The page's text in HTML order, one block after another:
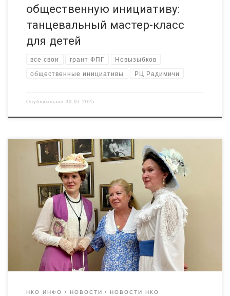
общественную инициативу:
танцевальный мастер-класс
для детей
все свои грант ФПГ Новызыбков
общественные инициативы РЦ Радимичи
Опубликовано 30.07.2025
Сегодня в Детской библиотеке № 8 им. М.К. Тенишевой
состоялось торжественное открытие экспозиционного
пространства «Муза русского модерна», посвященного
княгини 19 века, общественной просветительнице и меценатке
М.К. Тенишевой. Открытие экспозиционного пространства
«Муза русского модерна» стало возможным благодаря
поддержке Ресурсного центра «Радимичи» в рамках проекта
«Ресурсный центр «Радимичи» — системное сотрудничество
НКО ИНФО НОВОСТИ НОВОСТИ НКО